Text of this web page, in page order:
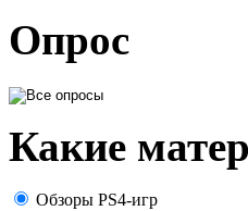
Опрос
Какие
Обзоры PS4-игр